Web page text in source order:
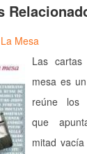
Mesa
Las
mesa es
reúne los
que
mitad